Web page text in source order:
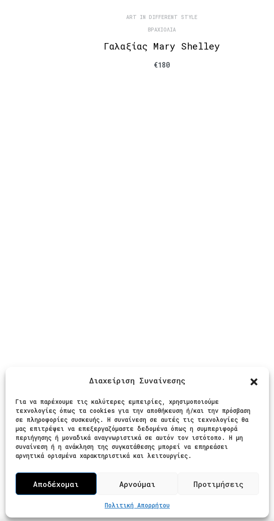
Διαχείριση Συναίνεσης
Για να παρέχουμε τις καλύτερες εμπειρίες, χρησιμοποιούμε
τεχνολογίες όπως τα cookies για την αποθήκευση ή/και την πρόσβαση
σε πληροφορίες συσκευής. Η συναίνεση σε αυτές τις τεχνολογίες θα
μας επιτρέψει να επεξεργαζόμαστε δεδομένα όπως η συμπεριφορά
περιήγησης ή μοναδικά αναγνωριστικά σε αυτόν τον ιστότοπο. Η μη
συναίνεση ή η ανάκληση της συγκατάθεσης μπορεί να επηρεάσει
αρνητικά ορισμένα χαρακτηριστικά και λειτουργίες.
Αποδέχομαι Αρνούμαι Προτιμήσεις
Πολιτική Απορρήτου
ART IN DIFFERENT STYLE
ΒΡΑΧΙΌΛΙΑ
Γαλαξίας Mary Shelley
€180
Ακολουθήστε μας
netExelixis